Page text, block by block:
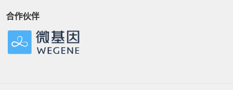
合作伙伴